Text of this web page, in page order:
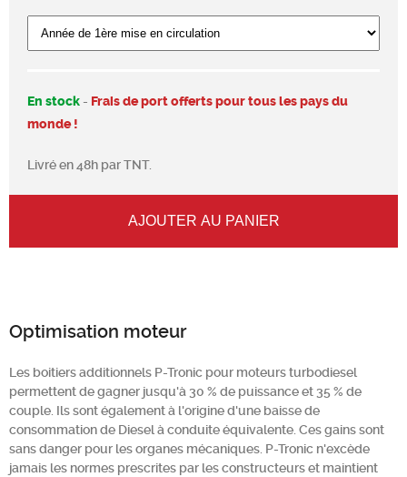
En stock - Frais de port offerts pour tous les pays du
monde !
Livré en 48h par TNT.
AJOUTER AU PANIER
Optimisation moteur
Les boitiers additionnels P-Tronic pour moteurs turbodiesel
permettent de gagner jusqu'à 30 % de puissance et 35 % de
couple. Ils sont également à l'origine d'une baisse de
consommation de Diesel à conduite équivalente. Ces gains sont
sans danger pour les organes mécaniques. P-Tronic n'excède
jamais les normes prescrites par les constructeurs et maintient